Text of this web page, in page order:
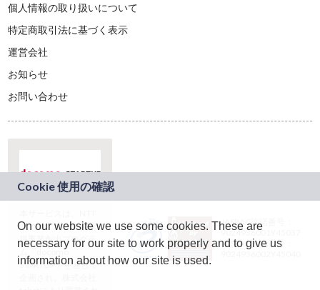
個人情報の取り扱いについて
特定商取引法に基づく表示
運営会社
お知らせ
お問い合わせ
ドコモグループの新
規事業創出プログラ
ム「docomo
STARTUP」を通じて
JASRAC許諾番号：
9024936001Y45037
JASRAC許諾番号：
On our website we use some cookies. These are
necessary for our site to work properly and to give us
information about how our site is used.